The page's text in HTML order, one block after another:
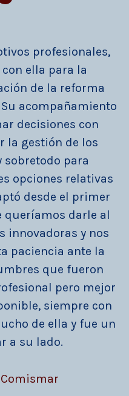
profesionales,
ella para la
de la reforma
acompañamiento
decisiones con
la gestión de los
sobretodo para
opciones relativas
desde el primer
queríamos darle al
innovadoras y nos
paciencia ante la
que fueron
pero mejor
siempre con
de ella y fue un
a su lado.